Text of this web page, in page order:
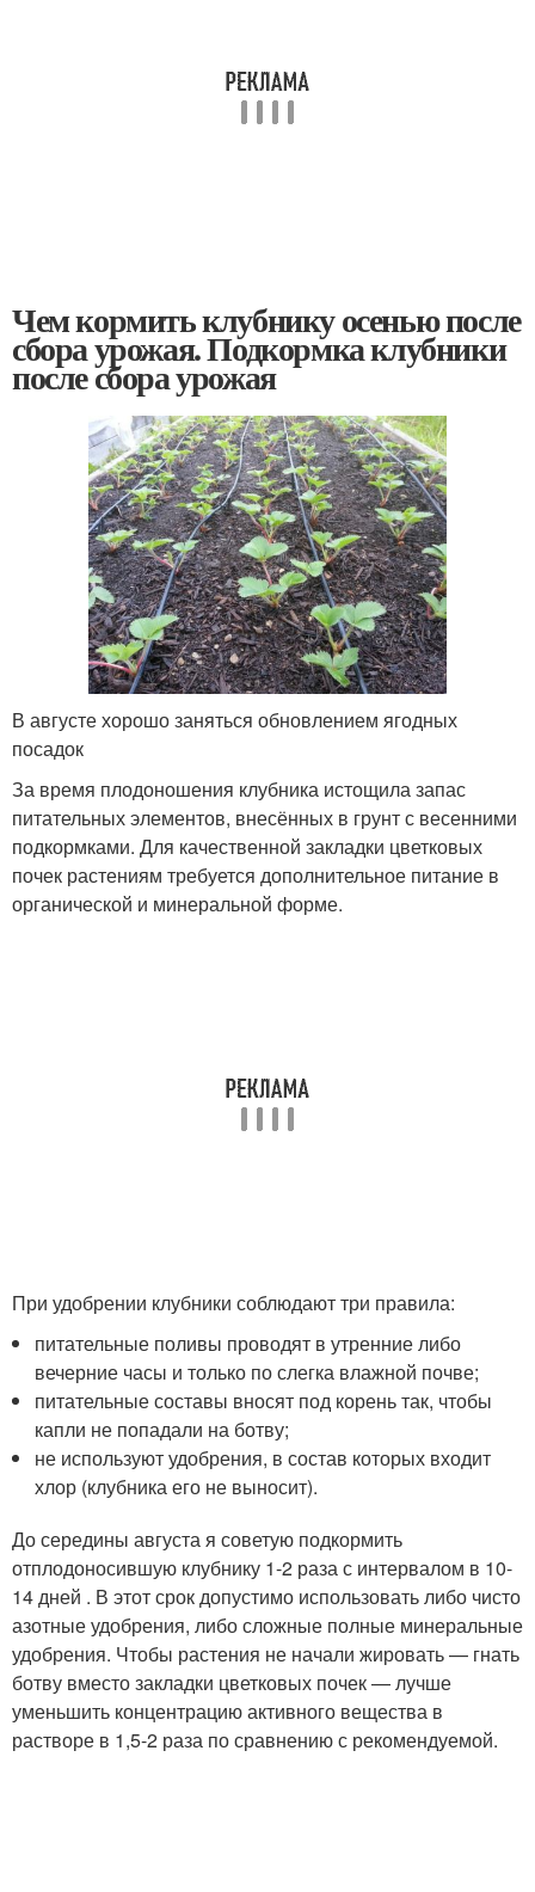
Чем кормить клубнику осенью после
сбора урожая. Подкормка клубники
после сбора урожая
В августе хорошо заняться обновлением ягодных
посадок
За время плодоношения клубника истощила запас
питательных элементов, внесённых в грунт с весенними
подкормками. Для качественной закладки цветковых
почек растениям требуется дополнительное питание в
органической и минеральной форме.
При удобрении клубники соблюдают три правила:
питательные поливы проводят в утренние либо
вечерние часы и только по слегка влажной почве;
питательные составы вносят под корень так, чтобы
капли не попадали на ботву;
не используют удобрения, в состав которых входит
хлор (клубника его не выносит).
До середины августа я советую подкормить
отплодоносившую клубнику 1-2 раза с интервалом в 10-
14 дней . В этот срок допустимо использовать либо чисто
азотные удобрения, либо сложные полные минеральные
удобрения. Чтобы растения не начали жировать — гнать
ботву вместо закладки цветковых почек — лучше
уменьшить концентрацию активного вещества в
растворе в 1,5-2 раза по сравнению с рекомендуемой.